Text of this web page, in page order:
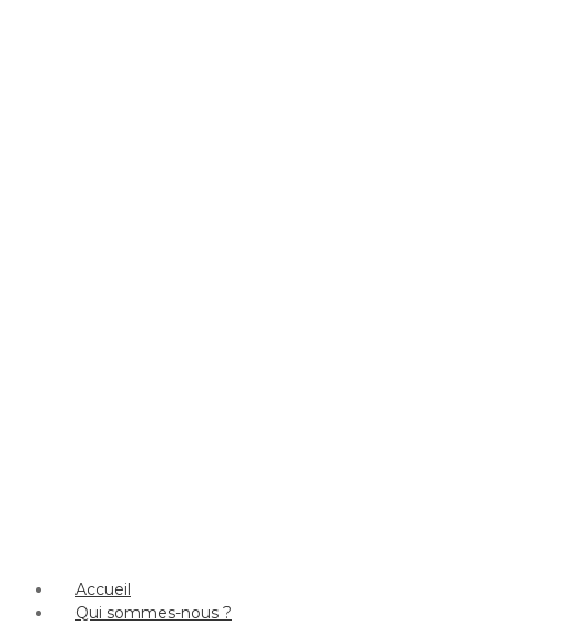
Accueil
Qui sommes-nous ?